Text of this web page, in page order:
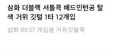
삼화 더블랙 셔틀콕 배드민턴공 탈
색 거위 깃털 1타 12개입
삼화 BEST 게임용 거위깃털콕